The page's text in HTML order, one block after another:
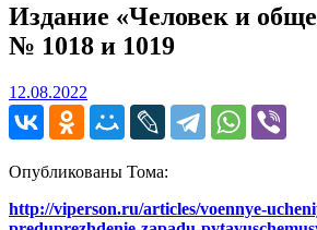
Издание «Человек и
№ 1018 и 1019
12.08.2022
Опубликованы Тома:
http://viperson.ru/articles/voennye-